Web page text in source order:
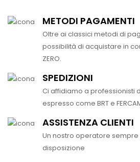
METODI PAGAMENTI
Oltre ai classici metodi di
possibilità di acquistare in
ZERO.
SPEDIZIONI
Ci affidiamo a professionisti
espresso come BRT e
ASSISTENZA CLIENTI
Un nostro operatore
disposizione